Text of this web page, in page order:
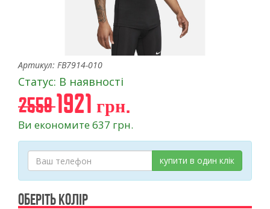
Артикул: FB7914-010
Статус: В наявності
25581921 грн.
Ви економите 637 грн.
купити в один клік
ОБЕРІТЬ КОЛІР